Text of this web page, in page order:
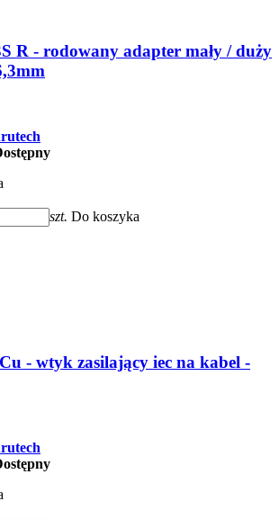
R - rodowany adapter mały / duży
szt. Do koszyka
- wtyk zasilający iec na kabel -